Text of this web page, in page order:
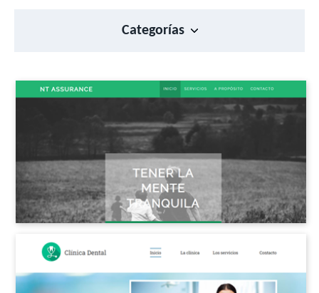
Categorías
Los más recientes
Los más populares
Diseños vírgenes
Negocios